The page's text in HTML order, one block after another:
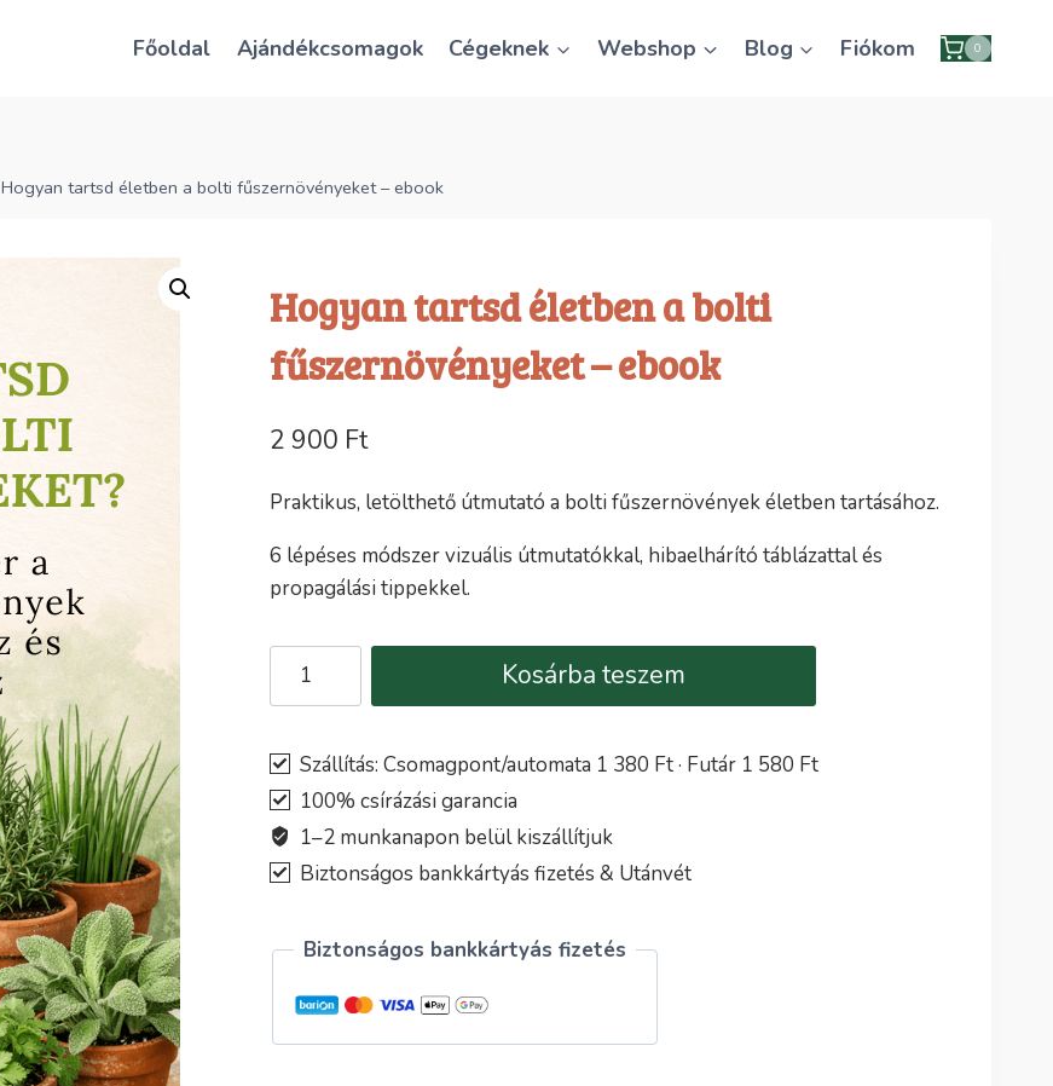
Főoldal Ajándékcsomagok Cégeknek Webshop Blog Fiókom 0
Hogyan tartsd életben a bolti fűszernövényeket – ebook
Hogyan tartsd életben a bolti
fűszernövényeket – ebook
2 900 Ft
Praktikus, letölthető útmutató a bolti fűszernövények életben tartásához.
6 lépéses módszer vizuális útmutatókkal, hibaelhárító táblázattal és
propagálási tippekkel.
Hogyan
a
bolti
fűszernövényeket
-
ebook
Kosárba teszem
Szállítás: Csomagpont/automata 1 380 Ft · Futár 1 580 Ft
100% csírázási garancia
1–2 munkanapon belül kiszállítjuk
Biztonságos bankkártyás fizetés & Utánvét
Biztonságos bankkártyás fizetés